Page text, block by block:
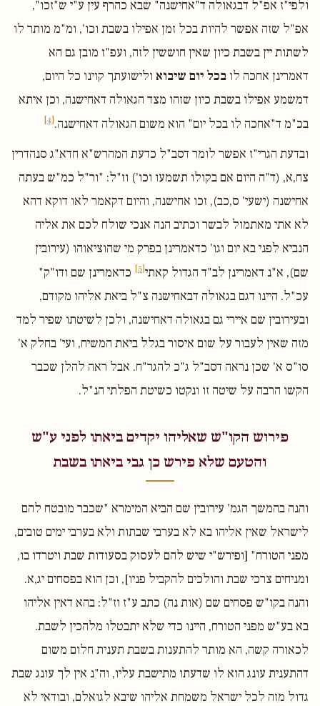
ולפי"ז אפ"ל דבגאולה ד"אחישנה" שבא כהרף עין ע"י ש"זכו",
אפ"ל שזה אפשר להיות בכל זמן אפילו בשבת וכו', ומ"מ מותר לו
לשתות יין בשבת כיון שאין חוששין לזה, ועפ"ז מובן גם הא
דאמרינן אחכה לו בכל יום שיבוא ולישועתך קוינו כל היום,
דמשמע אפילו בשבת כיון שזהו מצד הגאולה דאחישנה, וכן איתא
בכ"מ ד"אחכה לו בכל יום" הוא משום הגאולה דאחישנה.[4]
ובדעת הגרי"ז אפשר לומר דסב"ל כדעת המהרש"א חדא"ג סנהדרין
צח,א, (ד"ה היום אם בקולו תשמעו וכו') וז"ל: "ור"ל כמ"ש בעתה
אחישנה (ישעי' ס,כב), זכו אחישנה, והיום דקאמר לאו דוקא דהא
לא אתי מאתמול לבשר וכתיב הנה אנכי שולח לכם את אליה
הנביא לפני בא יום וגו' כדאמרינן בפרק מי שהוציאוהו (עירובין
שם), א"נ דאמרינן לב"ד הגדול קאתי[5]
כדאמרינן שם ודו"ק"
עכ"ל. היינו דגם בגאולה דבאחישנה צ"ל ביאת אליהו מקודם,
ובעירובין שם איירי גם בגאולה דאחישנה, ולכן לשיטתו שפיר למד
מזה שאין לעבור על שום איסור בגלל ביאת המשיח, ועי' בחלק א'
סו"ס א' שכן נראה דסב"ל ג"כ להגר"ח. אבל ראה להלן שכבר
הקשו הרבה על שיטה זו ונקטו כשיטת הפלתי הנ"ל.
פירוש הקו"ש שאליהו יקדים ביאתו לפני ע"ש
והטעם שלא פירש כן גבי ביאתו בשבת
והנה בהמשך הגמ' עירובין שם הביא המימרא "שכבר מובטח להם
לישראל שאין אליהו בא לא בערבי שבתות ולא בערבי ימים טובים,
מפני הטורח" [ופירש"י שיש להם לעסוק בסעודות שבת ויטרדו בו,
ומניחים צרכי שבת והולכים להקביל פניו], וכן הוא בפסחים יג,א.
והנה בקו"ש פסחים שם (אות נה) כתב ע"ז וז"ל: בהא דאין אליהו
בא בע"ש מפני הטורח, היינו כדי שלא יתבטלו מלהכין לשבת.
לכאורה קשה, הא מותר להתענות בשבת תענית חלום משום
דהתענית עונג הוא לו שדעתו מתישבת עליו, וה"נ אין לך עונג שבת
גדול מזה לכל ישראל משמחת אליהו שיבא לגואלם, ובודאי לא